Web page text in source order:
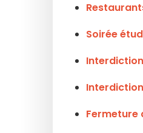
Soirée
Fermeture